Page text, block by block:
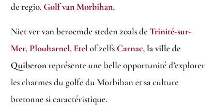
de regio. Golf van Morbihan.
Niet ver van beroemde steden zoals deTrinité-sur-
Mer, Plouharnel, Etelof zelfs Carnac,la ville de
Quiberonreprésente une belle opportunité d’explorer
les charmes du golfe du Morbihan et sa culture
bretonne si caractéristique.